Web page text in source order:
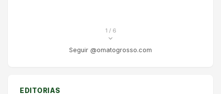
1 / 6
Seguir @omatogrosso.com
EDITORIAS